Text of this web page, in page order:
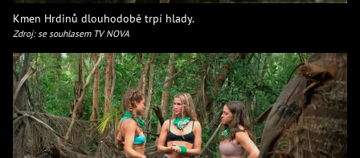
Kmen Hrdinů dlouhodobě trpí hlady.
Zdroj: se souhlasem TV NOVA